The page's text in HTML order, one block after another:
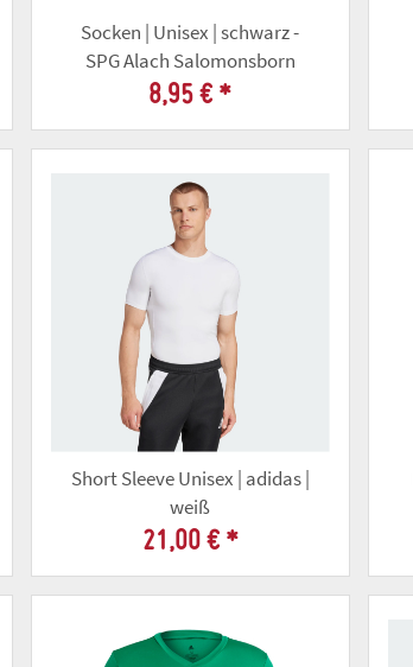
Socken | Unisex | schwarz -
SPG Alach Salomonsborn
8,95 € *
Short Sleeve Unisex | adidas |
weiß
21,00 € *